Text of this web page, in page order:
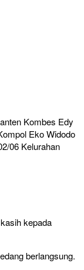
Kombes Edy
Eko Widodo
06 Kelurahan
kepada
berlangsung.